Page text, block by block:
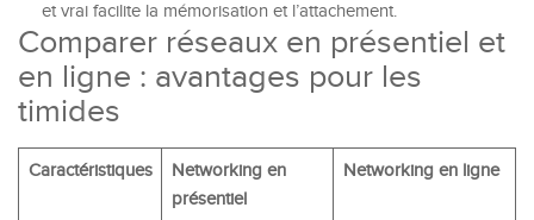
et vrai facilite la mémorisation et l’attachement.
Comparer réseaux en présentiel et
en ligne : avantages pour les
timides
Caractéristiques
Networking en
présentiel
Networking en ligne